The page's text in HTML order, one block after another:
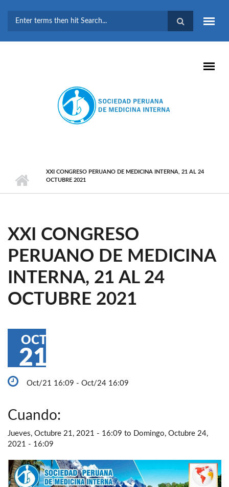
BÚSQUEDA
XXI CONGRESO PERUANO DE MEDICINA INTERNA, 21 AL 24
OCTUBRE 2021
XXI CONGRESO
PERUANO DE MEDICINA
INTERNA, 21 AL 24
OCTUBRE 2021
OCT
21
Oct/21 16:09 - Oct/24 16:09
Cuando:
Jueves, Octubre 21, 2021 - 16:09 to Domingo, Octubre 24,
2021 - 16:09